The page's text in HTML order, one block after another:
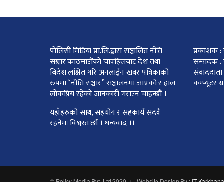
पोलिसी मिडिया प्रा.लि.द्वारा सञ्चालित नीति
सञ्चार काठमाडाैंकाे चावहिलबाट देश तथा
बिदेश लक्षित गरि अनलाईन खबर पत्रिकाको
रुपमा “नीति सञ्चार” सञ्चालनमा आएको र हाल
लोकप्रिय रहेको जानकारी गराउन चाहन्छौं ।
यहाँहरुको साथ, सहयोग र सहकार्य सदवै
रहनेमा विश्वस्त छौं । धन्यवाद ।।
प्रकाशक :
सम्पादक :
कम्प्यूटर